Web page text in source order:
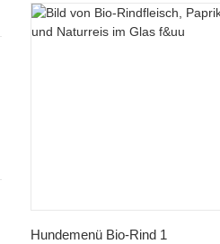
Schnellkauf
Hundemenü Bio-Rind 1